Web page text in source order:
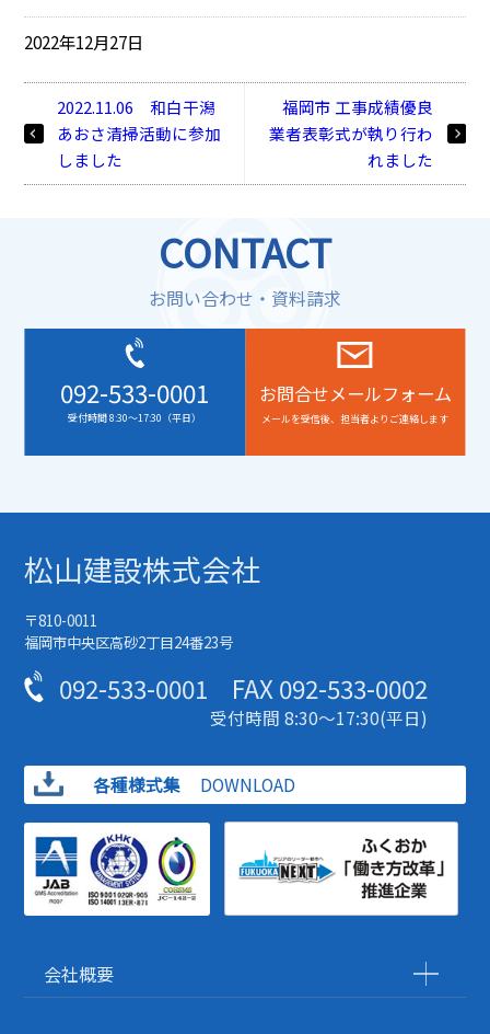
2022年12月27日
2022.11.06 和白干潟
あおさ清掃活動に参加
しました
福岡市 工事成績優良
業者表彰式が執り行わ
れました
CONTACT
お問い合わせ・資料請求
092-533-0001
受付時間 8:30～17:30（平日）
お問合せメールフォーム
メールを受信後、担当者よりご連絡します
松山建設株式会社
〒810-0011
福岡市中央区高砂2丁目24番23号
092-533-0001 FAX 092-533-0002
受付時間 8:30～17:30(平日)
各種様式集 DOWNLOAD
会社概要